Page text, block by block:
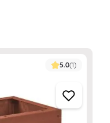
5.0(1)